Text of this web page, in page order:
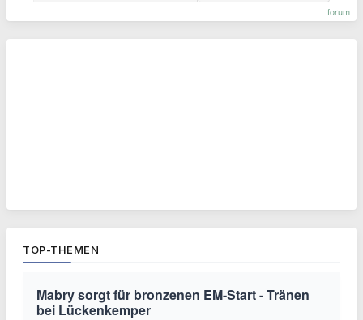
forum
TOP-THEMEN
Mabry sorgt für bronzenen EM-Start - Tränen
bei Lückenkemper